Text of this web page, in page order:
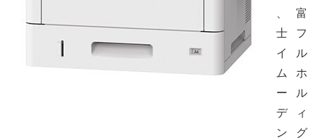
、富
士フ
イル
ムホ
ール
ディ
ング